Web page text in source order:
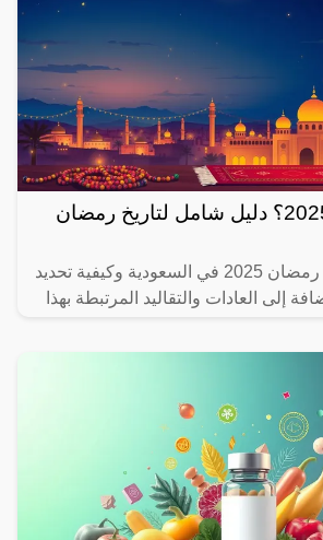
متى رمضان 2025؟ دليل شامل لتاريخ رمضان
اكتشف متى يبدأ رمضان 2025 في السعودية وكيفية تحديد
إلى العادات والتقاليد المرتبطة بهذا